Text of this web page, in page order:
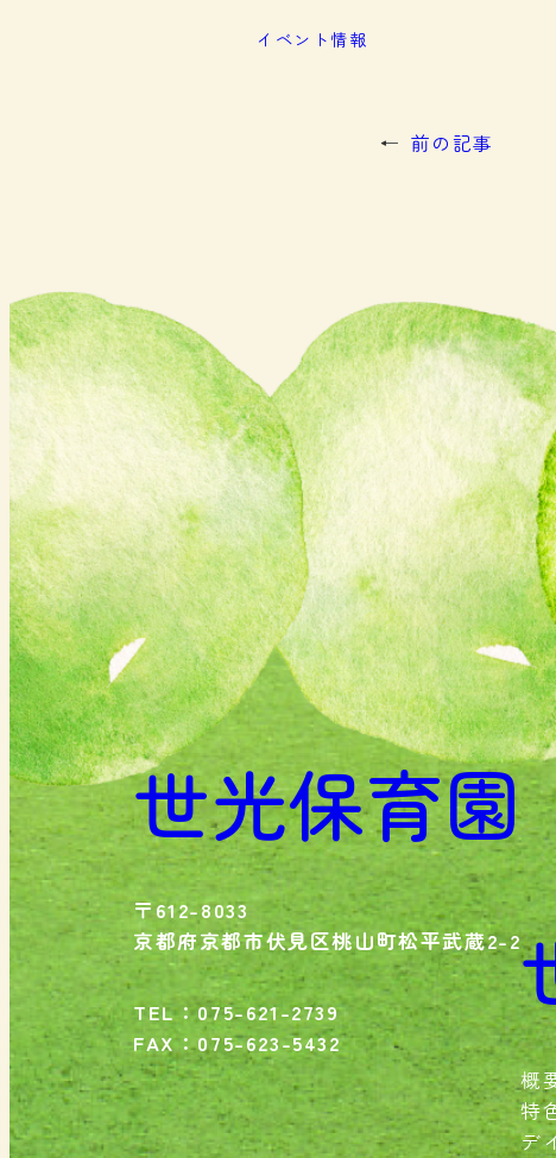
イベント情報
← 前の記事
世光保育園
〒612-8033
京都府京都市伏見区桃山町松平武蔵2-2
TEL：075-621-2739
FAX：075-623-5432
概
特
デ